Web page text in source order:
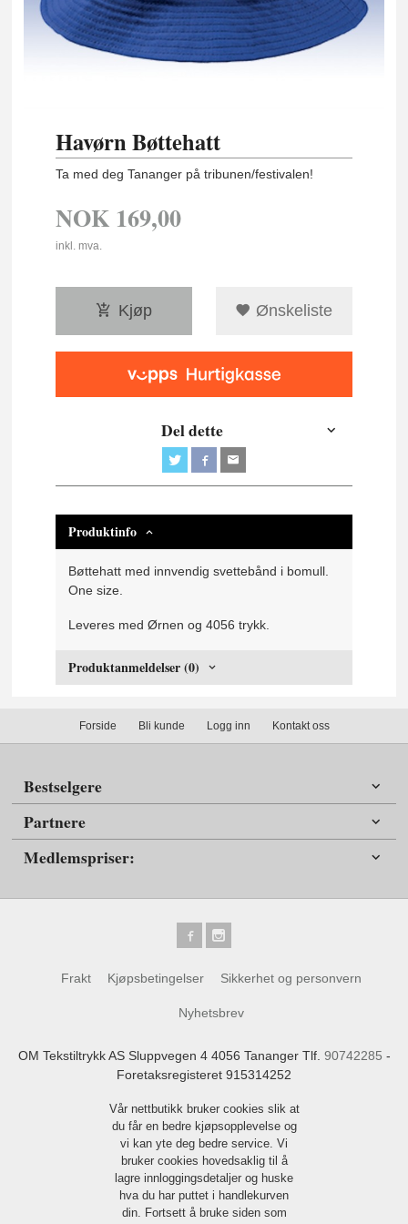
Havørn Bøttehatt
Ta med deg Tananger på tribunen/festivalen!
NOK 169,00
inkl. mva.
Kjøp Ønskeliste
Del dette
Produktinfo
Bøttehatt med innvendig svettebånd i bomull.
One size.
Leveres med Ørnen og 4056 trykk.
Produktanmeldelser (0)
Forside Bli kunde Logg inn Kontakt oss
Bestselgere
Partnere
Medlemspriser:
Frakt Kjøpsbetingelser Sikkerhet og personvern
Nyhetsbrev
OM Tekstiltrykk AS Sluppvegen 4 4056 Tananger Tlf. 90742285 -
Foretaksregisteret 915314252
Vår nettbutikk bruker cookies slik at
du får en bedre kjøpsopplevelse og
vi kan yte deg bedre service. Vi
bruker cookies hovedsaklig til å
lagre innloggingsdetaljer og huske
hva du har puttet i handlekurven
din. Fortsett å bruke siden som